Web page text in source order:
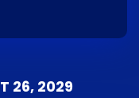
26, 2029